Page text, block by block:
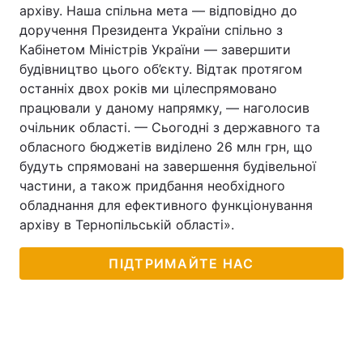
архіву. Наша спільна мета — відповідно до
доручення Президента України спільно з
Кабінетом Міністрів України — завершити
будівництво цього об’єкту. Відтак протягом
останніх двох років ми цілеспрямовано
працювали у даному напрямку, — наголосив
очільник області. — Сьогодні з державного та
обласного бюджетів виділено 26 млн грн, що
будуть спрямовані на завершення будівельної
частини, а також придбання необхідного
обладнання для ефективного функціонування
архіву в Тернопільській області».
ПІДТРИМАЙТЕ НАС